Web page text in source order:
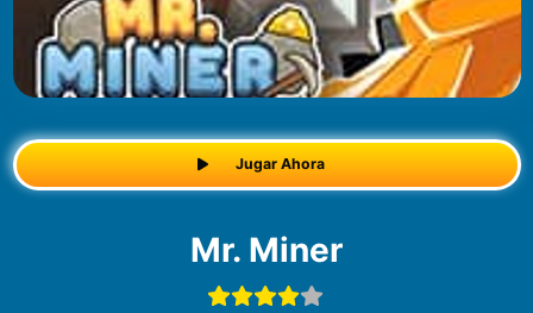
Jugar Ahora
Mr. Miner